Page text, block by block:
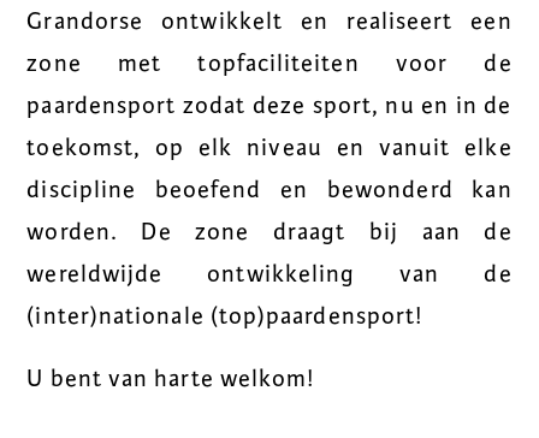
Grandorse ontwikkelt en realiseert een
zone met topfaciliteiten voor de
paardensport zodat deze sport, nu en in de
toekomst, op elk niveau en vanuit elke
discipline beoefend en bewonderd kan
worden. De zone draagt bij aan de
wereldwijde ontwikkeling van de
(inter)nationale (top)paardensport!
U bent van harte welkom!